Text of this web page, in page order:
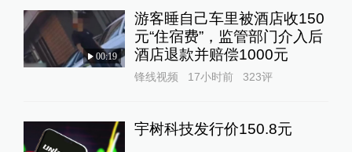
00:19
游客睡自己车里被酒店收150
元“住宿费”，监管部门介入后
酒店退款并赔偿1000元
锋线视频 17小时前 323评
宇树科技发行价150.8元